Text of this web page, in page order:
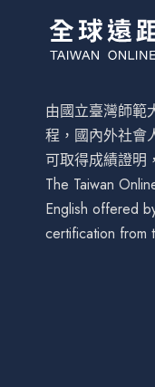
由國立臺灣師範
程，國內外社會
可取得成績證明
The Taiwan
English offered
certification from